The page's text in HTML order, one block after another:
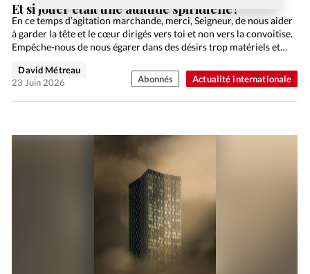
Actualité internationale
Et si jouer était une attitude spirituelle?
En ce temps d’agitation marchande, merci, Seigneur, de nous aider
à garder la tête et le cœur dirigés vers toi et non vers la convoitise.
Empêche-nous de nous égarer dans des désirs trop matériels et…
David Métreau
23 Juin 2026
Abonnés